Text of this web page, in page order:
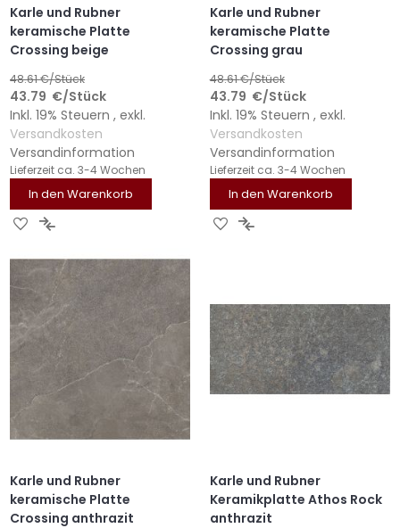
Karle und Rubner
keramische Platte
Crossing beige
48.61€/Stück
43.79 €/Stück
Inkl. 19% Steuern , exkl.
Versandkosten
Versandinformation
Lieferzeit ca. 3-4 Wochen
In den Warenkorb
ZUR
HINZUFÜGEN
ZUR
HINZUFÜGEN
Karle und Rubner
keramische Platte
Crossing grau
48.61€/Stück
43.79 €/Stück
Inkl. 19% Steuern , exkl.
Versandkosten
Versandinformation
Lieferzeit ca. 3-4 Wochen
In den Warenkorb
ZURZUR
Karle und Rubner
keramische Platte
Crossing anthrazit
Karle und Rubner
Keramikplatte Athos Rock
anthrazit